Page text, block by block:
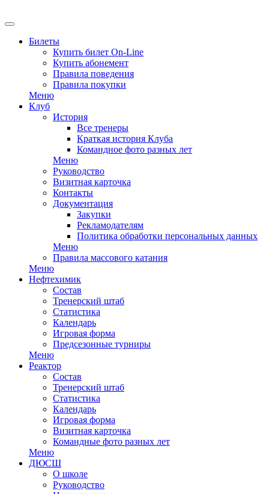
Билеты
Купить билет On-Line
Купить абонемент
Правила поведения
Правила покупки
Меню
Клуб
История
Все тренеры
Краткая история Клуба
Командное фото разных лет
Меню
Руководство
Визитная карточка
Контакты
Документация
Закупки
Рекламодателям
Политика обработки персональных данных
Меню
Правила массового катания
Меню
Нефтехимик
Состав
Тренерский штаб
Статистика
Календарь
Игровая форма
Предсезонные турниры
Меню
Реактор
Состав
Тренерский штаб
Статистика
Календарь
Игровая форма
Визитная карточка
Командные фото разных лет
Меню
ДЮСШ
О школе
Руководство